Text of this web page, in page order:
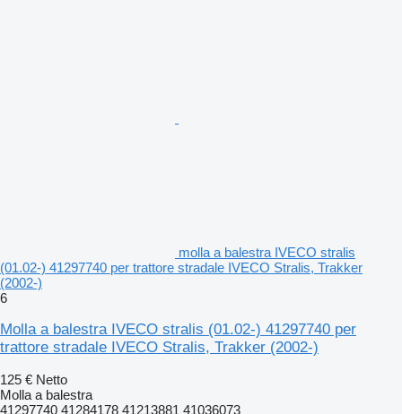
molla a balestra IVECO stralis
(01.02-) 41297740 per trattore stradale IVECO Stralis, Trakker
(2002-)
6
Molla a balestra IVECO stralis (01.02-) 41297740 per
trattore stradale IVECO Stralis, Trakker (2002-)
125 € Netto
Molla a balestra
41297740 41284178 41213881 41036073